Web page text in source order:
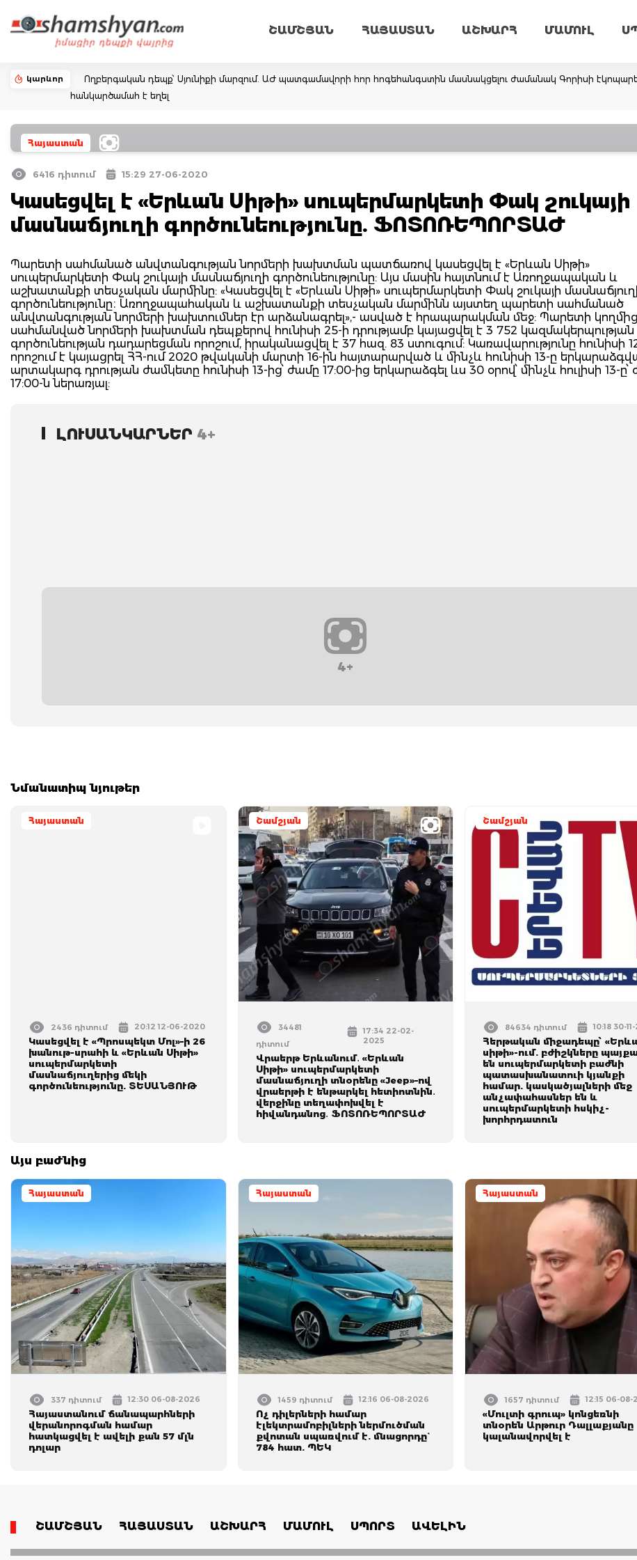
ՇԱՄՇՅԱՆ ՀԱՅԱՍՏԱՆ ԱՇԽԱՐՀ ՄԱՄՈՒԼ
կարևոր
Ողբերգական դեպք՝ Սյունիքի մարզում. ԱԺ պատգամավորի հոր հոգեհանգստին մասնակցելու ժամանակ Գորիսի
հանկարծամահ է եղել
Հայաստան
6416 դիտում 15:29 27-06-2020
Կասեցվել է «Երևան Սիթի» սուպերմարկետի Փակ շուկայի
մասնաճյուղի գործունեությունը. ՖՈՏՈՌԵՊՈՐՏԱԺ
Պարետի սահմանած անվտանգության նորմերի խախտման պատճառով կասեցվել է «Երևան Սիթի»
սուպերմարկետի Փակ շուկայի մասնաճյուղի գործունեությունը: Այս մասին հայտնում է Առողջապական և
աշխատանքի տեսչական մարմինը: «Կասեցվել է «Երևան Սիթի» սուպերմարկետի Փակ շուկայի
գործունեությունը։ Առողջապահական և աշխատանքի տեսչական մարմինն այստեղ պարետի սահմանած
անվտանգության նորմերի խախտումներ էր արձանագրել»,- ասված է հրապարակման մեջ: Պարետի կողմից
սահմանված նորմերի խախտման դեպքերով հունիսի 25-ի դրությամբ կայացվել է 3 752 կազմակերպության
գործունեության դադարեցման որոշում, իրականացվել է 37 հազ. 83 ստուգում: Կառավարությունը հունիսի
որոշում է կայացրել ՀՀ-ում 2020 թվականի մարտի 16-ին հայտարարված և մինչև հունիսի 13-ը
արտակարգ դրության ժամկետը հունիսի 13-ից՝ ժամը 17:00-ից երկարաձգել ևս 30 օրով՝ մինչև հուլիսի 13-ը՝
17:00-ն ներառյալ:
ԼՈՒՍԱՆԿԱՐՆԵՐ 4+
4+
Նմանատիպ նյութեր
Հայաստան
2436 դիտում 20:12 12-06-2020
Կասեցվել է «Պրոսպեկտ Մոլ»–ի 26
խանութ-սրահի և «Երևան Սիթի»
սուպերմարկետի
մասնաճյուղերից մեկի
գործունեությունը. ՏԵՍԱՆՅՈՒԹ
Շամշյան
34481
դիտում
17:34 22-02-
2025
Վրաերթ Երևանում․ «Երևան
Սիթի» սուպերմարկետի
մասնաճյուղի տնօրենը «Jeep»–ով
վրաերթի է ենթարկել հետիոտնին․
վերջինը տեղափոխվել է
հիվանդանոց․ ՖՈՏՈՌԵՊՈՐՏԱԺ
Շամշյան
84634 դիտում 10:18 30-
Հերթական միջադեպը՝
սիթի»-ում. բժիշկները
են սուպերմարկետի բաժնի
պատասխանատուի կյանքի
համար. կասկածյալների մեջ
անչափահասներ են և
սուպերմարկետի հսկիչ-
խորհրդատուն
Այս բաժնից
Հայաստան
337 դիտում 12:30 06-08-2026
Հայաստանում ճանապարհների
վերանորոգման համար
հատկացվել է ավելի քան 57 մլն
դոլար
Հայաստան
1459 դիտում 12:16 06-08-2026
Ոչ դիլերների համար
էլեկտրամոբիլների ներմուծման
քվոտան սպառվում է. մնացորդը`
784 հատ. ՊԵԿ
Հայաստան
1657 դիտում 12:15 06-08-
«Մուլտի գրուպ» կոնցեռնի
տնօրեն Արթուր Դալլաքյանը
կալանավորվել է
ՇԱՄՇՅԱՆ ՀԱՅԱՍՏԱՆ ԱՇԽԱՐՀ ՄԱՄՈՒԼ ՍՊՈՐՏ ԱՎԵԼԻՆ